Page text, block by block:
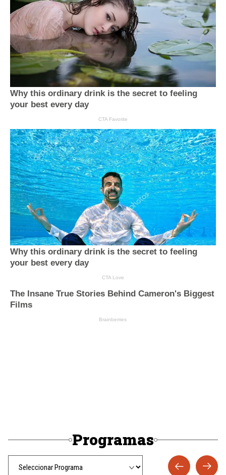
Programas